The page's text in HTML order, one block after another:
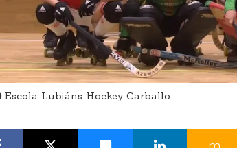
Escola Lubiáns Hockey Carballo